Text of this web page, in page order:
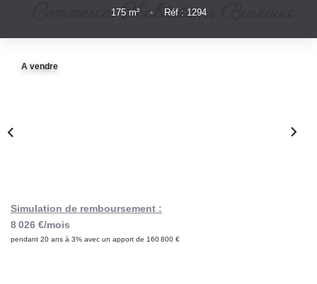
NOTRE AGENCE
175m² • Réf : 1294
A vendre
Simulation de remboursement :
8 026 €/mois
pendant 20 ans à 3% avec un apport de 160 800 €